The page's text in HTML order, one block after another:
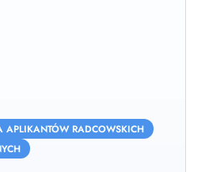
APLIKANTÓW RADCOWSKICH